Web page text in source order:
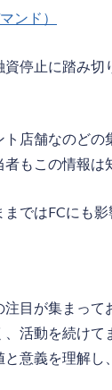
ンド）
停止に踏み
店舗なのど
もこの情報は
ではFCにも影
目が集まっ
活動を続けて
意義を理解